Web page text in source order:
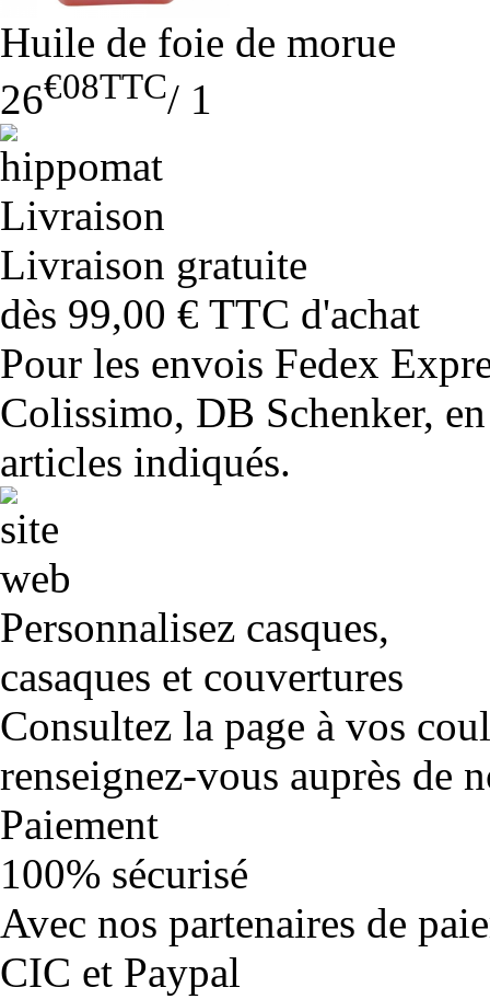
Huile de foie de morue
26€08TTC/ 1
Livraison gratuite
dès 99,00 € TTC d'achat
Pour les envois Fedex
Colissimo, DB Schenker,
articles indiqués.
Personnalisez casques,
casaques et couvertures
Consultez la page à vos
renseignez-vous auprès de
Paiement
100% sécurisé
Avec nos partenaires de
CIC et Paypal